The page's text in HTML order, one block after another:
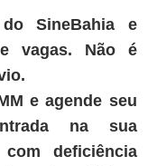
SineBahia e
vagas. Não é
e agende seu
na sua
deficiência